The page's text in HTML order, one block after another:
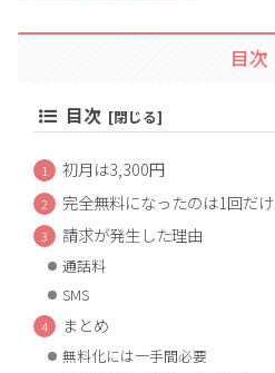
目次
目次
初月は3,300円
完全無料になったのは1回だけ
請求が発生した理由
通話料
SMS
まとめ
無料化には一手間必要